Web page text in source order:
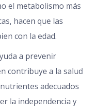
el metabolismo más
hacen que las
con la edad.
a prevenir
contribuye a la salud
adecuados
la independencia y